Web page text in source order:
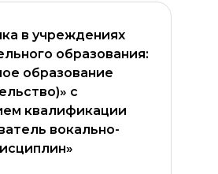
в учреждениях
образования:
образование
с
квалификации
вокально-